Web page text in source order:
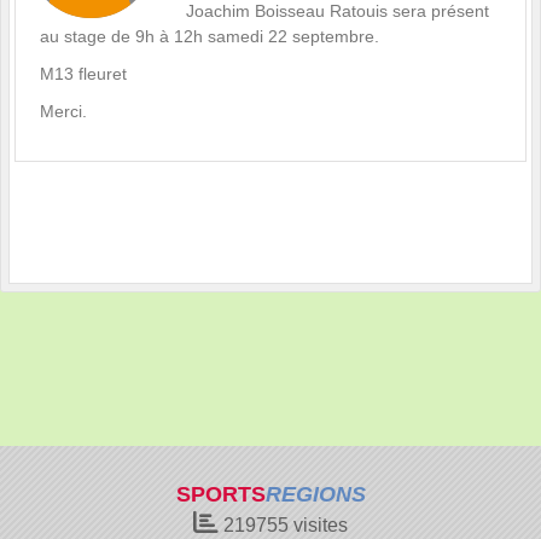
Joachim Boisseau Ratouis sera présent
au stage de 9h à 12h samedi 22 septembre.
M13 fleuret
Merci.
SPORTSREGIONS
219755 visites